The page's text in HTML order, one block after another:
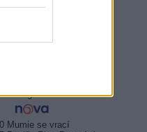
Všechnopárty
Instagram: trh marnosti
Mumie se vrací